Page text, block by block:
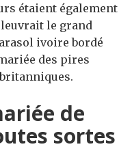
étaient également
le grand
ivoire bordé
des pires
de
sortes